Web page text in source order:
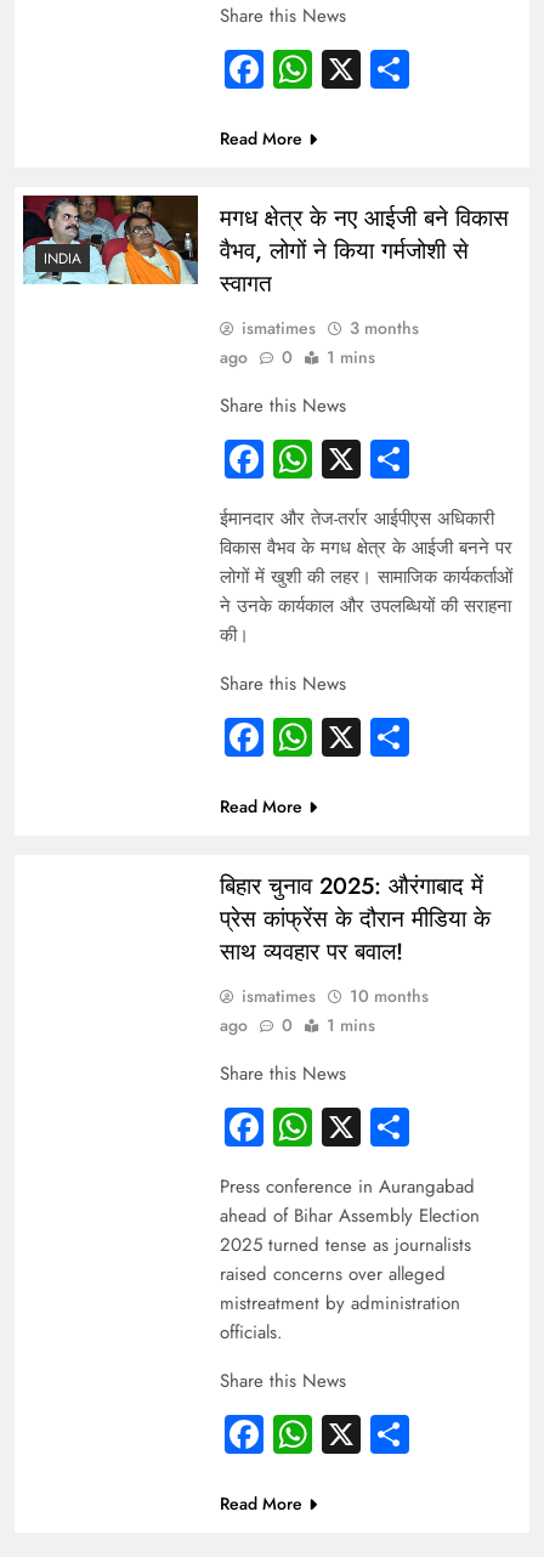
Share this News
Facebook
WhatsApp
X Share
Read More
INDIA
मगध क्षेत्र के नए आईजी बने विकास
वैभव, लोगों ने किया गर्मजोशी से
स्वागत
ismatimes
3 months
ago
0 1 mins
Share this News
Facebook
WhatsApp
X Share
ईमानदार और तेज-तर्रार आईपीएस अधिकारी
विकास वैभव के मगध क्षेत्र के आईजी बनने पर
लोगों में खुशी की लहर। सामाजिक कार्यकर्ताओं
ने उनके कार्यकाल और उपलब्धियों की सराहना
की।
Share this News
Facebook
WhatsApp
X Share
Read More
बिहार चुनाव 2025: औरंगाबाद में
प्रेस कांफ्रेंस के दौरान मीडिया के
साथ व्यवहार पर बवाल!
ismatimes
10 months
ago
0 1 mins
Share this News
Facebook
WhatsApp
X Share
Press conference in Aurangabad
ahead of Bihar Assembly Election
2025 turned tense as journalists
raised concerns over alleged
mistreatment by administration
officials.
Share this News
Facebook
WhatsApp
X Share
Read More